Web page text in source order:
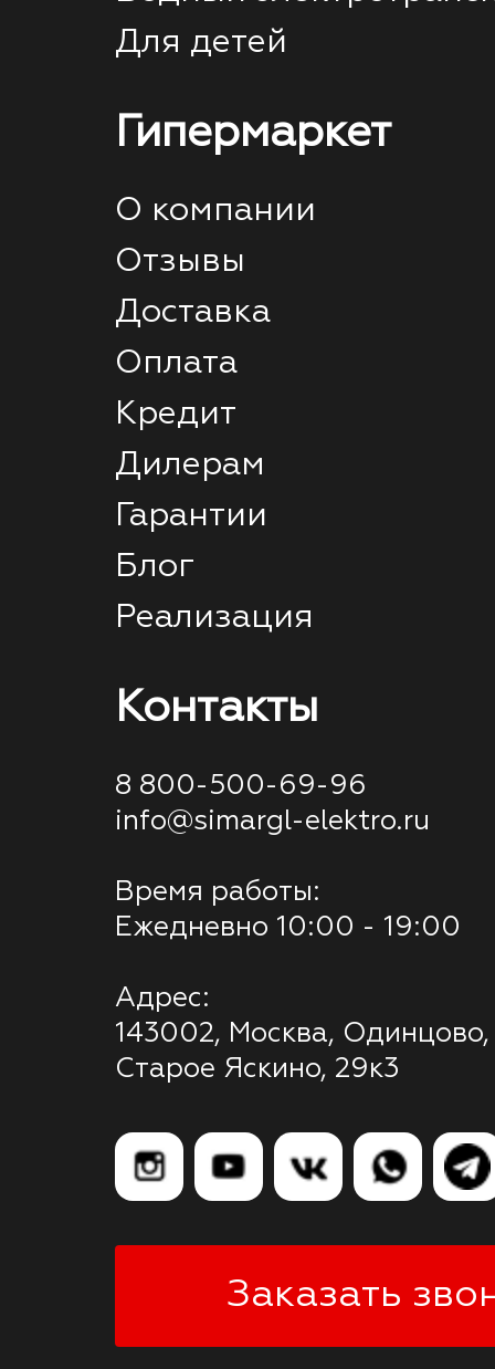
Для детей
Гипермаркет
О компании
Отзывы
Доставка
Оплата
Кредит
Дилерам
Гарантии
Блог
Реализация
Контакты
8 800-500-69-96
info@simargl-elektro.ru
Время работы:
Ежедневно 10:00 - 19:00
Адрес:
143002, Москва, Одинцово,
Старое Яскино, 29к3
Заказать